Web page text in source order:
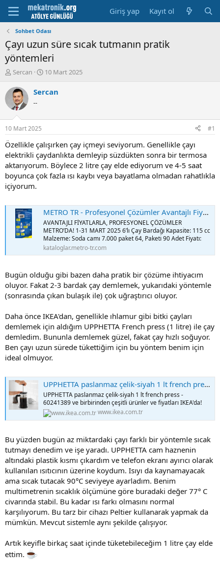
Giriş yap Kayıt ol
Sohbet Odası
Çayı uzun süre sıcak tutmanın pratik
yöntemleri
K
n
u
y
u
b
a
ş
a
t
a
n
Sercan
B
ş
t
a
i
h
i
10 Mart 2025
Sercan
--
10 Mart 2025 #1
Özellikle çalışırken çay içmeyi seviyorum. Genellikle çayı
elektrikli çaydanlıkta demleyip süzdükten sonra bir termosa
aktarıyorum. Böylece 2 litre çay elde ediyorum ve 4-5 saat
boyunca çok fazla ısı kaybı veya bayatlama olmadan rahatlıkla
içiyorum.
METRO TR - Profesyonel Çözümler Avantajlı Fiyatlar Mart 2025 - Sayfa 2
AVANTAJLI FİYATLARLA, PROFESYONEL ÇÖZÜMLER
METRO’DA! 1-31 MART 2025 6’lı Çay Bardağı Kapasite: 115 cc
Malzeme: Soda camı 7.000 paket 64, Paketi 90 Adet Fiyatı:
kataloglar.metro-tr.com
Bugün olduğu gibi bazen daha pratik bir çözüme ihtiyacım
oluyor. Fakat 2-3 bardak çay demlemek, yukarıdaki yöntemle
(sonrasında çıkan bulaşık ile) çok uğraştırıcı oluyor.
Daha önce IKEA'dan, genellikle ıhlamur gibi bitki çayları
demlemek için aldığım UPPHETTA French press (1 litre) ile çay
demledim. Bununla demlemek güzel, fakat çay hızlı soğuyor.
Ben çayı uzun sürede tükettiğim için bu yöntem benim için
ideal olmuyor.
UPPHETTA paslanmaz çelik-siyah 1 lt french press - 60241389 | IKEA
UPPHETTA paslanmaz çelik-siyah 1 lt french press -
60241389 ve birbirinden çeşitli ürünler ve fiyatları IKEA'da!
www.ikea.com.tr
Bu yüzden bugün az miktardaki çayı farklı bir yöntemle sıcak
tutmayı denedim ve işe yaradı. UPPHETTA cam haznenin
altındaki plastik kısmı çıkardım ve telefon ekranı ayırıcı olarak
kullanılan ısıtıcının üzerine koydum. Isıyı da kaynamayacak
ama sıcak tutacak 90°C seviyeye ayarladım. Benim
multimetrenin sıcaklık ölçümüne göre buradaki değer 77° C
civarında stabil. Bu kadar ısı farkı olmasını normal
karşılıyorum. Bu tarz bir cihazı Peltier kullanarak yapmak da
mümkün. Mevcut sistemle aynı şekilde çalışıyor.
Artık keyifle birkaç saat içinde tüketebileceğim 1 litre çay elde
ettim.